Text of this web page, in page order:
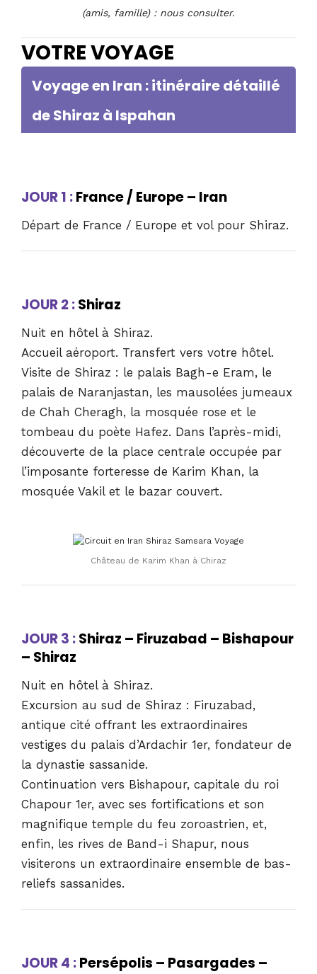
(amis, famille) : nous consulter.
VOTRE VOYAGE
Voyage en Iran : itinéraire détaillé
de Shiraz à Ispahan
JOUR 1 :France / Europe – Iran
Départ de France / Europe et vol pour Shiraz.
JOUR 2 :Shiraz
Nuit en hôtel à Shiraz.
Accueil aéroport. Transfert vers votre hôtel.
Visite de Shiraz : le palais Bagh-e Eram, le
palais de Naranjastan, les mausolées jumeaux
de Chah Cheragh, la mosquée rose et le
tombeau du poète Hafez. Dans l’après-midi,
découverte de la place centrale occupée par
l’imposante forteresse de Karim Khan, la
mosquée Vakil et le bazar couvert.
Château de Karim Khan à Chiraz
JOUR 3 :Shiraz – Firuzabad – Bishapour
– Shiraz
Nuit en hôtel à Shiraz.
Excursion au sud de Shiraz : Firuzabad,
antique cité offrant les extraordinaires
vestiges du palais d’Ardachir 1er, fondateur de
la dynastie sassanide.
Continuation vers Bishapour, capitale du roi
Chapour 1er, avec ses fortifications et son
magnifique temple du feu zoroastrien, et,
enfin, les rives de Band-i Shapur, nous
visiterons un extraordinaire ensemble de bas-
reliefs sassanides.
JOUR 4 :Persépolis – Pasargades –